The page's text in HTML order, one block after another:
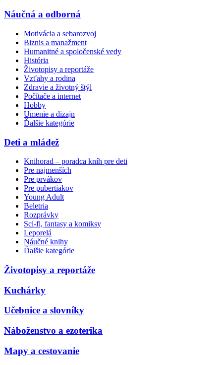
Náučná a odborná
Motivácia a sebarozvoj
Biznis a manažment
Humanitné a spoločenské vedy
História
Životopisy a reportáže
Vzťahy a rodina
Zdravie a životný štýl
Počítače a internet
Hobby
Umenie a dizajn
Ďalšie kategórie
Deti a mládež
Knihorad – poradca kníh pre deti
Pre najmenších
Pre prvákov
Pre pubertiakov
Young Adult
Beletria
Rozprávky
Sci-fi, fantasy a komiksy
Leporelá
Náučné knihy
Ďalšie kategórie
Životopisy a reportáže
Kuchárky
Učebnice a slovníky
Náboženstvo a ezoterika
Mapy a cestovanie